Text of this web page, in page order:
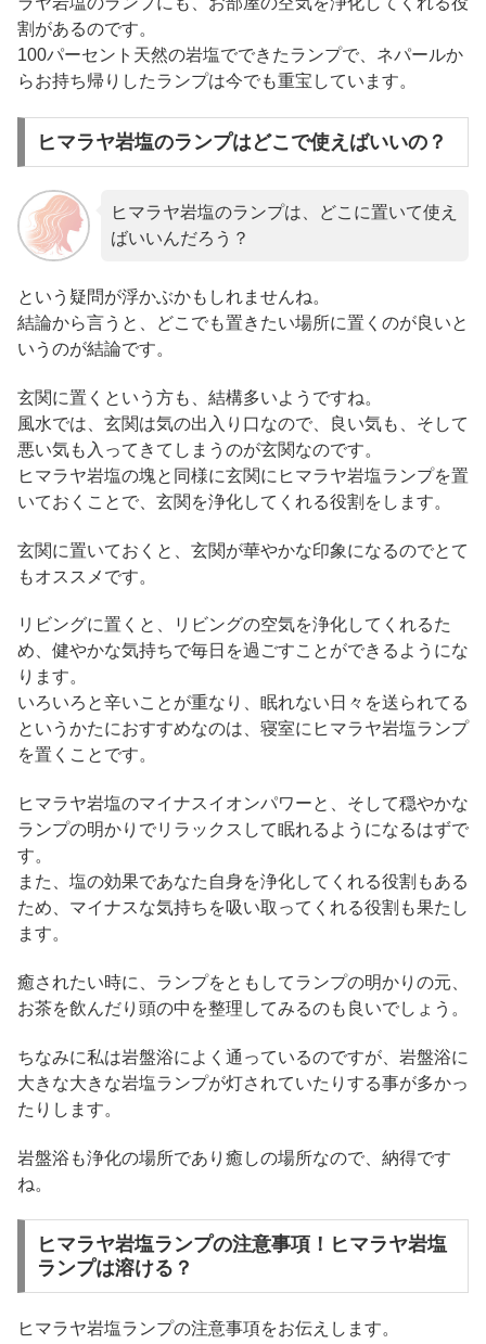
割があるのです。
100パーセント天然の岩塩でできたランプで、ネパールか
らお持ち帰りしたランプは今でも重宝しています。
ヒマラヤ岩塩のランプはどこで使えばいいの？
ヒマラヤ岩塩のランプは、どこに置いて使え
ばいいんだろう？
という疑問が浮かぶかもしれませんね。
結論から言うと、どこでも置きたい場所に置くのが良いと
いうのが結論です。
玄関に置くという方も、結構多いようですね。
風水では、玄関は気の出入り口なので、良い気も、そして
悪い気も入ってきてしまうのが玄関なのです。
ヒマラヤ岩塩の塊と同様に玄関にヒマラヤ岩塩ランプを置
いておくことで、玄関を浄化してくれる役割をします。
玄関に置いておくと、玄関が華やかな印象になるのでとて
もオススメです。
リビングに置くと、リビングの空気を浄化してくれるた
め、健やかな気持ちで毎日を過ごすことができるようにな
ります。
いろいろと辛いことが重なり、眠れない日々を送られてる
というかたにおすすめなのは、寝室にヒマラヤ岩塩ランプ
を置くことです。
ヒマラヤ岩塩のマイナスイオンパワーと、そして穏やかな
ランプの明かりでリラックスして眠れるようになるはずで
す。
また、塩の効果であなた自身を浄化してくれる役割もある
ため、マイナスな気持ちを吸い取ってくれる役割も果たし
ます。
癒されたい時に、ランプをともしてランプの明かりの元、
お茶を飲んだり頭の中を整理してみるのも良いでしょう。
ちなみに私は岩盤浴によく通っているのですが、岩盤浴に
大きな大きな岩塩ランプが灯されていたりする事が多かっ
たりします。
岩盤浴も浄化の場所であり癒しの場所なので、納得です
ね。
ヒマラヤ岩塩ランプの注意事項！ヒマラヤ岩塩
ランプは溶ける？
ヒマラヤ岩塩ランプの注意事項をお伝えします。